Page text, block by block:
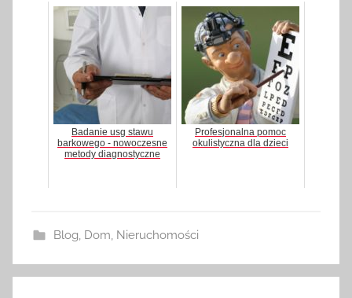
Badanie usg stawu
barkowego - nowoczesne
metody diagnostyczne
Profesjonalna pomoc
okulistyczna dla dzieci
Blog, Dom, Nieruchomości